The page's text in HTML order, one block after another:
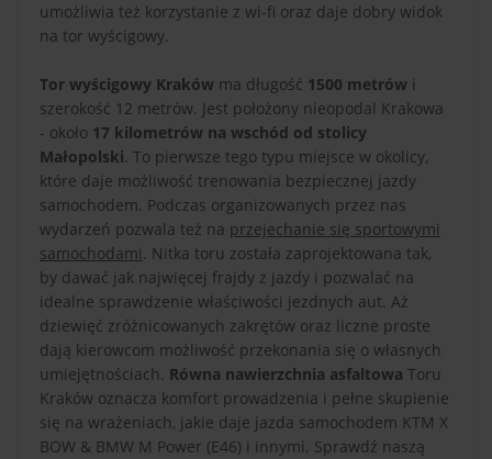
umożliwia też korzystanie z wi-fi oraz daje dobry widok
na tor wyścigowy.
Tor wyścigowy Kraków ma długość 1500 metrów i
szerokość 12 metrów. Jest położony nieopodal Krakowa
- około 17 kilometrów na wschód od stolicy
Małopolski. To pierwsze tego typu miejsce w okolicy,
które daje możliwość trenowania bezpiecznej jazdy
samochodem. Podczas organizowanych przez nas
wydarzeń pozwala też na przejechanie się sportowymi
samochodami. Nitka toru została zaprojektowana tak,
by dawać jak najwięcej frajdy z jazdy i pozwalać na
idealne sprawdzenie właściwości jezdnych aut. Aż
dziewięć zróżnicowanych zakrętów oraz liczne proste
dają kierowcom możliwość przekonania się o własnych
umiejętnościach. Równa nawierzchnia asfaltowa Toru
Kraków oznacza komfort prowadzenia i pełne skupienie
się na wrażeniach, jakie daje jazda samochodem KTM X
BOW & BMW M Power (E46) i innymi. Sprawdź naszą